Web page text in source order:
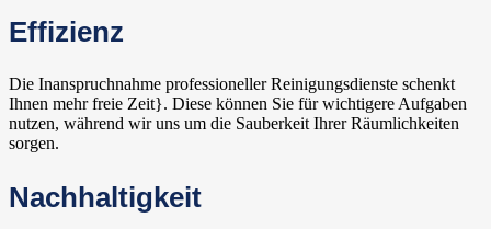
Effizienz
Die Inanspruchnahme professioneller Reinigungsdienste schenkt
Ihnen mehr freie Zeit}. Diese können Sie für wichtigere Aufgaben
nutzen, während wir uns um die Sauberkeit Ihrer Räumlichkeiten
sorgen.
Nachhaltigkeit